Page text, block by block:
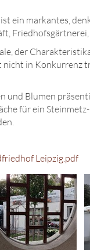
ein markantes,
der
in Konkurrenz
und Blumen
für ein
Leipzig.pdf